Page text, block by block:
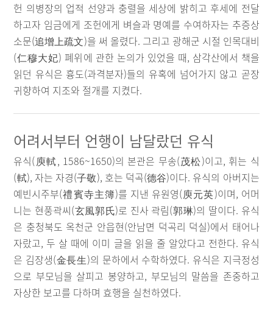
헌 의병장의 업적 선양과 충렬을 세상에 밝히고 후세에 전달
하고자 임금에게 조헌에게 벼슬과 명예를 수여하자는 추증상
소문(追增上疏文)을 써 올렸다. 그리고 광해군 시절 인목대비
(仁穆大妃) 폐위에 관한 논의가 있었을 때, 삼각산에서 책을
읽던 유식은 흉도(과격분자)들의 유혹에 넘어가지 않고 곧장
귀향하여 지조와 절개를 지켰다.
어려서부터 언행이 남달랐던 유식
유식(庾軾, 1586~1650)의 본관은 무송(茂松)이고, 휘는 식
(軾), 자는 자경(子敬), 호는 덕곡(德谷)이다. 유식의 아버지는
예빈시주부(禮賓寺主簿)를 지낸 유원영(庾元英)이며, 어머
니는 현풍곽씨(玄風郭氏)로 진사 곽림(郭琳)의 딸이다. 유식
은 충청북도 옥천군 안읍현(안남면 덕곡리 덕실)에서 태어나
자랐고, 두 살 때에 이미 글을 읽을 줄 알았다고 전한다. 유식
은 김장생(金長生)의 문하에서 수학하였다. 유식은 지극정성
으로 부모님을 살피고 봉양하고, 부모님의 말씀을 존중하고
자상한 보고를 다하며 효행을 실천하였다.